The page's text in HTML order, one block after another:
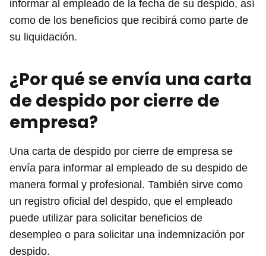
informar al empleado de la fecha de su despido, así
como de los beneficios que recibirá como parte de
su liquidación.
¿Por qué se envía una carta
de despido por cierre de
empresa?
Una carta de despido por cierre de empresa se
envía para informar al empleado de su despido de
manera formal y profesional. También sirve como
un registro oficial del despido, que el empleado
puede utilizar para solicitar beneficios de
desempleo o para solicitar una indemnización por
despido.